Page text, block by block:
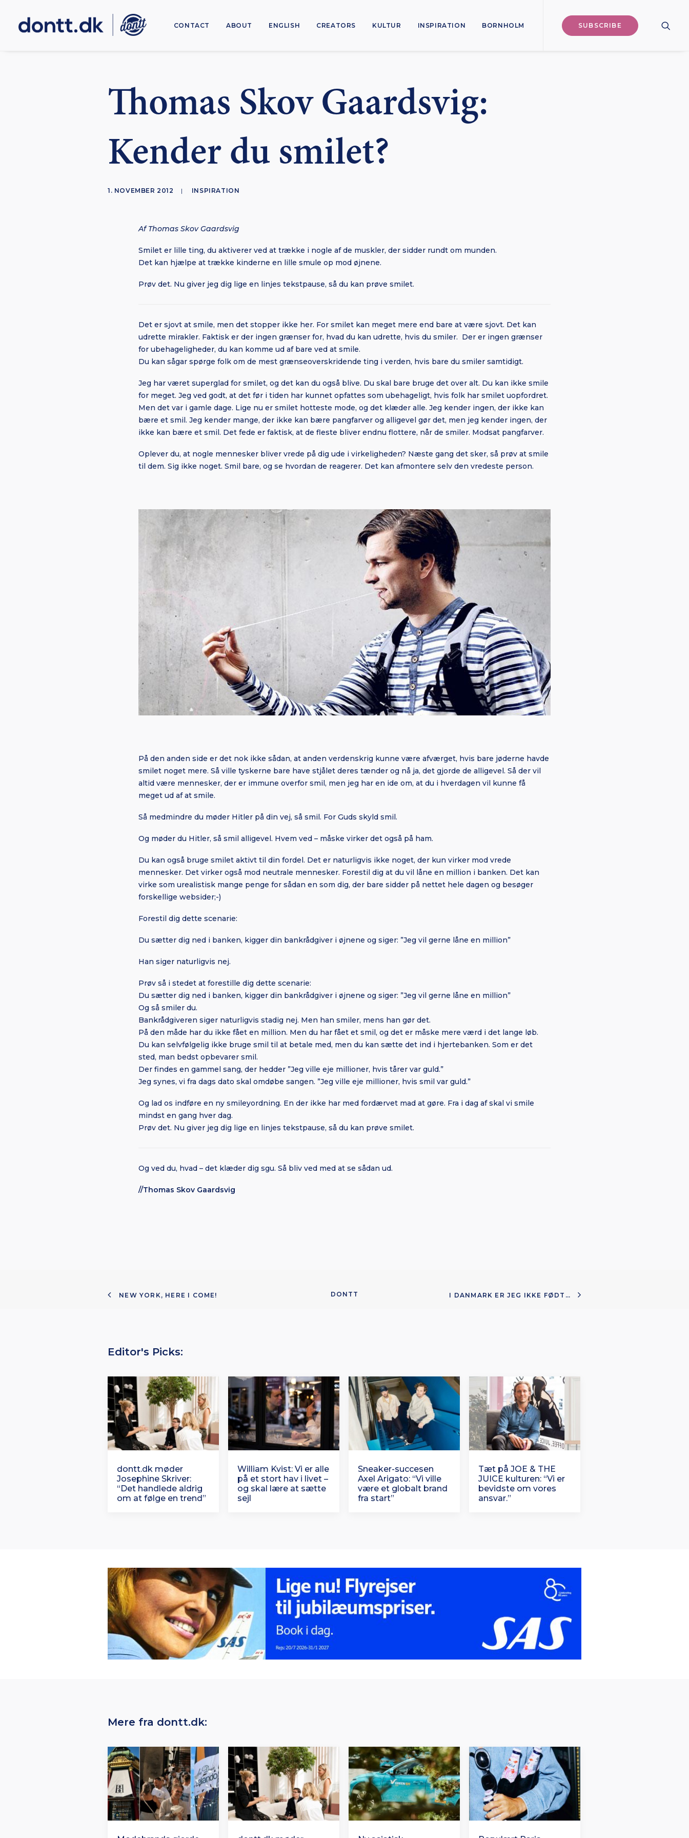
CONTACT ABOUT ENGLISH CREATORS KULTUR INSPIRATION BORNHOLM SUBSCRIBE
Thomas Skov Gaardsvig:
Kender du smilet?
1. NOVEMBER 2012 | INSPIRATION
Af Thomas Skov Gaardsvig
Smilet er lille ting, du aktiverer ved at trække i nogle af de muskler, der sidder rundt om munden.
Det kan hjælpe at trække kinderne en lille smule op mod øjnene.
Prøv det. Nu giver jeg dig lige en linjes tekstpause, så du kan prøve smilet.
Det er sjovt at smile, men det stopper ikke her. For smilet kan meget mere end bare at være sjovt. Det kan
udrette mirakler. Faktisk er der ingen grænser for, hvad du kan udrette, hvis du smiler. Der er ingen grænser
for ubehageligheder, du kan komme ud af bare ved at smile.
Du kan sågar spørge folk om de mest grænseoverskridende ting i verden, hvis bare du smiler samtidigt.
Jeg har været superglad for smilet, og det kan du også blive. Du skal bare bruge det over alt. Du kan ikke smile
for meget. Jeg ved godt, at det før i tiden har kunnet opfattes som ubehageligt, hvis folk har smilet uopfordret.
Men det var i gamle dage. Lige nu er smilet hotteste mode, og det klæder alle. Jeg kender ingen, der ikke kan
bære et smil. Jeg kender mange, der ikke kan bære pangfarver og alligevel gør det, men jeg kender ingen, der
ikke kan bære et smil. Det fede er faktisk, at de fleste bliver endnu flottere, når de smiler. Modsat pangfarver.
Oplever du, at nogle mennesker bliver vrede på dig ude i virkeligheden? Næste gang det sker, så prøv at smile
til dem. Sig ikke noget. Smil bare, og se hvordan de reagerer. Det kan afmontere selv den vredeste person.
På den anden side er det nok ikke sådan, at anden verdenskrig kunne være afværget, hvis bare jøderne havde
smilet noget mere. Så ville tyskerne bare have stjålet deres tænder og nå ja, det gjorde de alligevel. Så der vil
altid være mennesker, der er immune overfor smil, men jeg har en ide om, at du i hverdagen vil kunne få
meget ud af at smile.
Så medmindre du møder Hitler på din vej, så smil. For Guds skyld smil.
Og møder du Hitler, så smil alligevel. Hvem ved – måske virker det også på ham.
Du kan også bruge smilet aktivt til din fordel. Det er naturligvis ikke noget, der kun virker mod vrede
mennesker. Det virker også mod neutrale mennesker. Forestil dig at du vil låne en million i banken. Det kan
virke som urealistisk mange penge for sådan en som dig, der bare sidder på nettet hele dagen og besøger
forskellige websider;-)
Forestil dig dette scenarie:
Du sætter dig ned i banken, kigger din bankrådgiver i øjnene og siger: ”Jeg vil gerne låne en million”
Han siger naturligvis nej.
Prøv så i stedet at forestille dig dette scenarie:
Du sætter dig ned i banken, kigger din bankrådgiver i øjnene og siger: ”Jeg vil gerne låne en million”
Og så smiler du.
Bankrådgiveren siger naturligvis stadig nej. Men han smiler, mens han gør det.
På den måde har du ikke fået en million. Men du har fået et smil, og det er måske mere værd i det lange løb.
Du kan selvfølgelig ikke bruge smil til at betale med, men du kan sætte det ind i hjertebanken. Som er det
sted, man bedst opbevarer smil.
Der findes en gammel sang, der hedder ”Jeg ville eje millioner, hvis tårer var guld.”
Jeg synes, vi fra dags dato skal omdøbe sangen. ”Jeg ville eje millioner, hvis smil var guld.”
Og lad os indføre en ny smileyordning. En der ikke har med fordærvet mad at gøre. Fra i dag af skal vi smile
mindst en gang hver dag.
Prøv det. Nu giver jeg dig lige en linjes tekstpause, så du kan prøve smilet.
Og ved du, hvad – det klæder dig sgu. Så bliv ved med at se sådan ud.
//Thomas Skov Gaardsvig
NEW YORK, HERE I COME! DONTT I DANMARK ER JEG IKKE FØDT…
Editor's Picks:
dontt.dk møder
Josephine Skriver:
“Det handlede aldrig
om at følge en trend”
William Kvist: Vi er alle
på et stort hav i livet –
og skal lære at sætte
sejl
Sneaker-succesen
Axel Arigato: “Vi ville
være et globalt brand
fra start”
Tæt på JOE & THE
JUICE kulturen: “Vi er
bevidste om vores
ansvar.”
Mere fra dontt.dk: